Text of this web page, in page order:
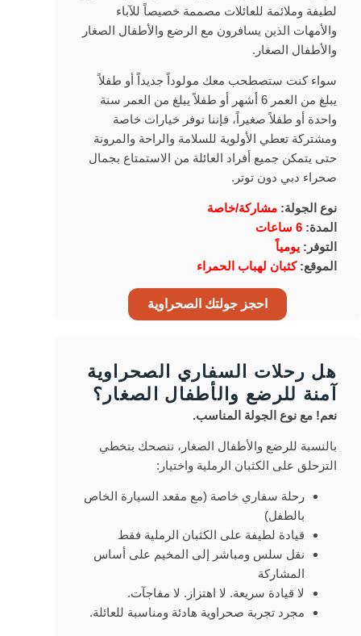
لطيفة وملائمة للعائلات مصممة خصيصاً للآباء
والأمهات الذين يسافرون مع الرضع والأطفال الصغار
والأطفال الصغار.
سواء كنت ستصطحب معك مولوداً جديداً أو طفلاً
يبلغ من العمر 6 أشهر أو طفلاً يبلغ من العمر سنة
واحدة أو طفلاً صغيراً، فإننا نوفر خيارات خاصة
ومشتركة تعطي الأولوية للسلامة والراحة والمرونة
حتى يتمكن جميع أفراد العائلة من الاستمتاع بجمال
صحراء دبي دون توتر.
نوع الجولة: مشاركة/خاصة
المدة: 6 ساعات
التوفر: يومياً
الموقع: كثبان لهباب الحمراء
احجز جولتك الصحراوية
هل رحلات السفاري الصحراوية
آمنة للرضع والأطفال الصغار؟
نعم! مع نوع الجولة المناسب.
بالنسبة للرضع والأطفال الصغار، ننصحك بتخطي
التزحلق على الكثبان الرملية واختيار:
رحلة سفاري خاصة (مع مقعد السيارة الخاص
بالطفل)
قيادة لطيفة على الكثبان الرملية فقط
نقل سلس ومباشر إلى المخيم على أساس
المشاركة
لا قيادة سريعة. لا اهتزاز. لا مفاجآت.
مجرد تجربة صحراوية هادئة ومناسبة للعائلة.